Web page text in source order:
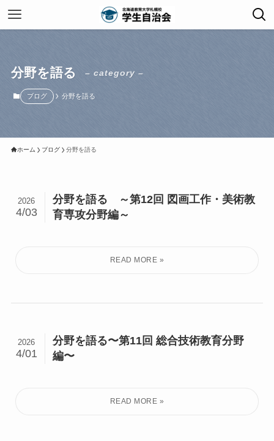
分野を語る – category –
ブログ 分野を語る
ホーム ブログ 分野を語る
分野を語る ～第12回 図画工作・美術教
育専攻分野編～
2026
4/03
分野を語る〜第11回 総合技術教育分野
編〜
2026
4/01